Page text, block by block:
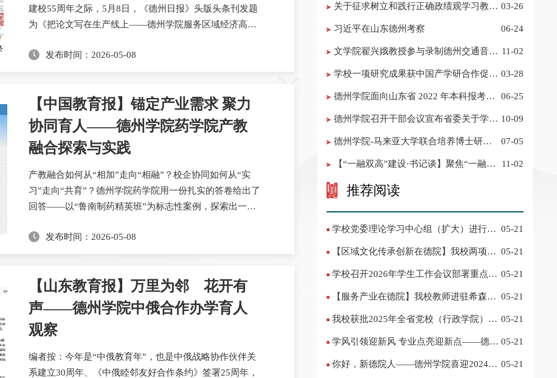
建校55周年之际，5月8日，《德州日报》头版头条刊发题
为《把论文写在生产线上——德州学院服务区域经济高质
其道大光。今年5月11日，德州学院将迎来建校55周年。
州的高等学府始终紧扣城市发展脉搏，将自身学术追求...
发布时间：2026-05-08
【中国教育报】锚定产业需求 聚力
协同育人——德州学院药学院产教
融合探索与实践
产教融合如何从“相加”走向“相融”？校企协同如何从“实
习”走向“共育”？德州学院药学院用一份扎实的答卷给出了
回答——以“鲁南制药精英班”为标志性案例，探索出一条
径。3月26日，药学院与鲁南制药集团股份有限公司联合
中，药学院专业教师与鲁南制药集团招...
发布时间：2026-05-08
【山东教育报】万里为邻 花开有
声——德州学院中俄合作办学育人
观察
编者按：今年是“中俄教育年”，也是中俄战略协作伙伴关
系建立30周年、《中俄睦邻友好合作条约》签署25周年，
03-26
习近平在山东德州考察 06-24
11-02
03-28
06-25
10-09
07-05
11-02
推荐阅读
学校党委理论学习中心组（扩大）进行集
05-21
【区域文化传承创新在德院】我校两项作
教育优秀名单
05-21
学校召开2026年学生工作会议部署重点工
05-21
【服务产业在德院】我校教师进驻希森博
05-21
我校获批2025年全省党校（行政学院）系
05-21
学风引领迎新风 专业点亮迎新点——德州
05-21
你好，新德院人——德州学院喜迎2024级
05-21